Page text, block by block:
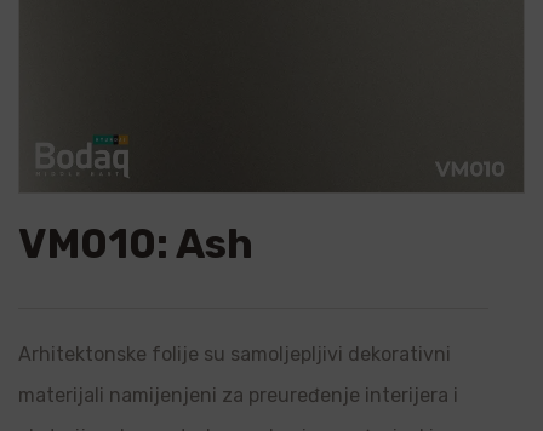
VM010: Ash
Arhitektonske folije su samoljepljivi dekorativni
materijali namijenjeni za preuređenje interijera i